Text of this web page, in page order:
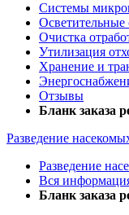
Системы
Очистка
Утилизация
Хранение и
Отзывы
Бланк заказа
Разведение
Разведение
Вся
Бланк заказа